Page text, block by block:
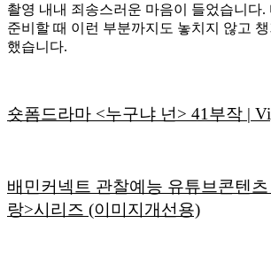
촬영 내내 죄송스러운 마음이 들었습니다.
준비할 때 이런 부분까지도 놓치지 않고
했습니다.
숏폼드라마 <누구냐 넌> 41부작 |
배민커넥트 관찰예능 유튜브콘텐
랑>시리즈 (이미지개선용)